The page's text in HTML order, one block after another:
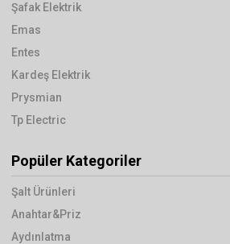
Şafak Elektrik
Emas
Entes
Kardeş Elektrik
Prysmian
Tp Electric
Popüler Kategoriler
Şalt Ürünleri
Anahtar&Priz
Aydınlatma